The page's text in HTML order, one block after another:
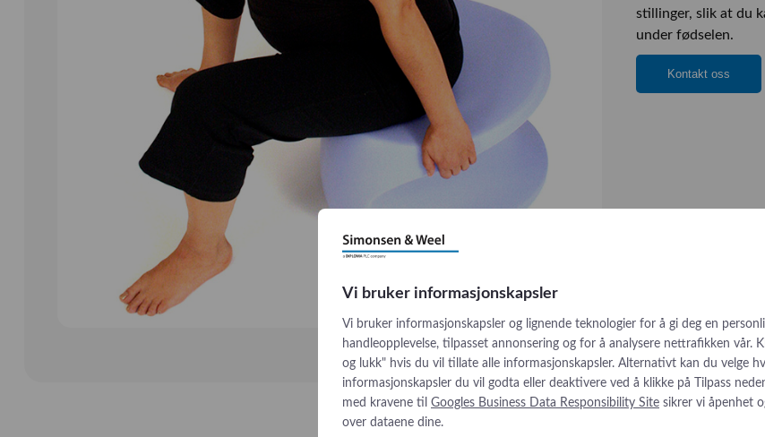
stillinger, slik at du
under fødselen.
Kontakt oss
Vi bruker informasjonskapsler
Vi bruker informasjonskapsler og lignende teknologier for å gi deg en
handleopplevelse, tilpasset annonsering og for å analysere nettrafikken vår.
og lukk" hvis du vil tillate alle informasjonskapsler. Alternativt kan du velge
informasjonskapsler du vil godta eller deaktivere ved å klikke på Tilpass
med kravene til Googles Business Data Responsibility Site sikrer vi åpenhet
over dataene dine.